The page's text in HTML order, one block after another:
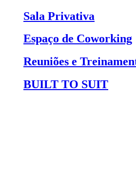
Sala Privativa
Espaço de Coworking
Reuniões e
BUILT TO SUIT